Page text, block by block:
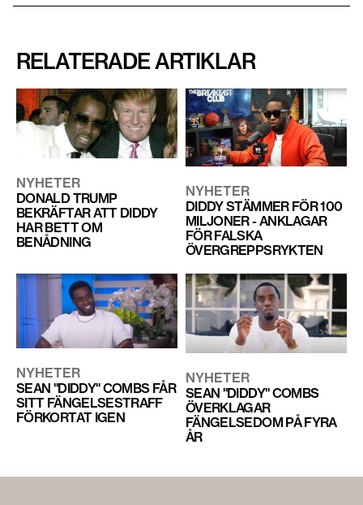
RELATERADE ARTIKLAR
NYHETER
DONALD TRUMP
BEKRÄFTAR ATT DIDDY
HAR BETT OM
BENÅDNING
NYHETER
DIDDY STÄMMER FÖR 100
MILJONER - ANKLAGAR
FÖR FALSKA
ÖVERGREPPSRYKTEN
NYHETER
SEAN "DIDDY" COMBS FÅR
SITT FÄNGELSESTRAFF
FÖRKORTAT IGEN
NYHETER
SEAN "DIDDY" COMBS
ÖVERKLAGAR
FÄNGELSEDOM PÅ FYRA
ÅR